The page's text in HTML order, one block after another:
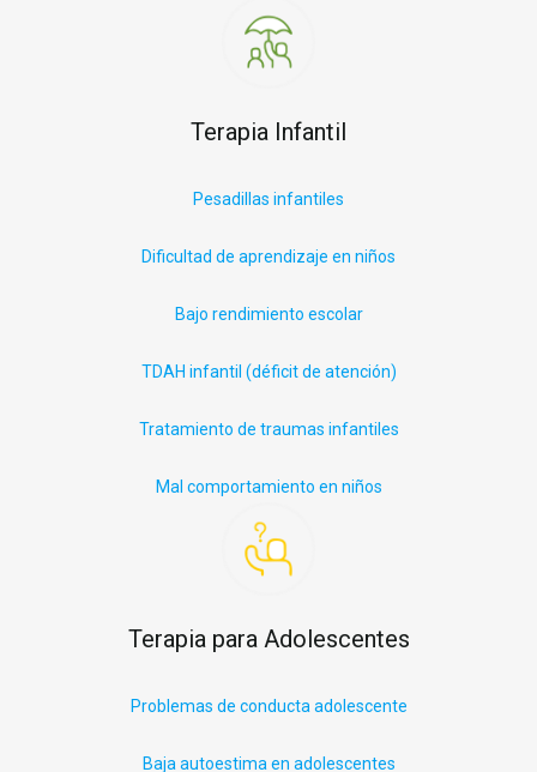
Terapia Infantil
Pesadillas infantiles
Dificultad de aprendizaje en niños
Bajo rendimiento escolar
TDAH infantil (déficitde atención)
Tratamiento de traumas infantiles
Mal comportamiento en niños
Terapia para Adolescentes
Problemas de conducta adolescente
Baja autoestima en adolescentes